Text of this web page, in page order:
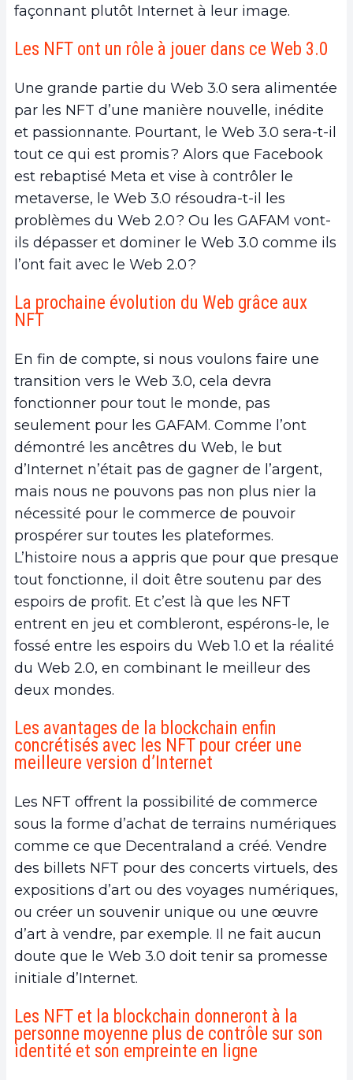
façonnant plutôt Internet à leur image.
Les NFT ont un rôle à jouer dans ce Web 3.0
Une grande partie du Web 3.0 sera alimentée
par les NFT d’une manière nouvelle, inédite
et passionnante. Pourtant, le Web 3.0 sera-t-il
tout ce qui est promis ? Alors que Facebook
est rebaptisé Meta et vise à contrôler le
metaverse, le Web 3.0 résoudra-t-il les
problèmes du Web 2.0 ? Ou les GAFAM vont-
ils dépasser et dominer le Web 3.0 comme ils
l’ont fait avec le Web 2.0 ?
La prochaine évolution du Web grâce aux
NFT
En fin de compte, si nous voulons faire une
transition vers le Web 3.0, cela devra
fonctionner pour tout le monde, pas
seulement pour les GAFAM. Comme l’ont
démontré les ancêtres du Web, le but
d’Internet n’était pas de gagner de l’argent,
mais nous ne pouvons pas non plus nier la
nécessité pour le commerce de pouvoir
prospérer sur toutes les plateformes.
L’histoire nous a appris que pour que presque
tout fonctionne, il doit être soutenu par des
espoirs de profit. Et c’est là que les NFT
entrent en jeu et combleront, espérons-le, le
fossé entre les espoirs du Web 1.0 et la réalité
du Web 2.0, en combinant le meilleur des
deux mondes.
Les avantages de la blockchain enfin
concrétisés avec les NFT pour créer une
meilleure version d’Internet
Les NFT offrent la possibilité de commerce
sous la forme d’achat de terrains numériques
comme ce que Decentraland a créé. Vendre
des billets NFT pour des concerts virtuels, des
expositions d’art ou des voyages numériques,
ou créer un souvenir unique ou une œuvre
d’art à vendre, par exemple. Il ne fait aucun
doute que le Web 3.0 doit tenir sa promesse
initiale d’Internet.
Les NFT et la blockchain donneront à la
personne moyenne plus de contrôle sur son
identité et son empreinte en ligne